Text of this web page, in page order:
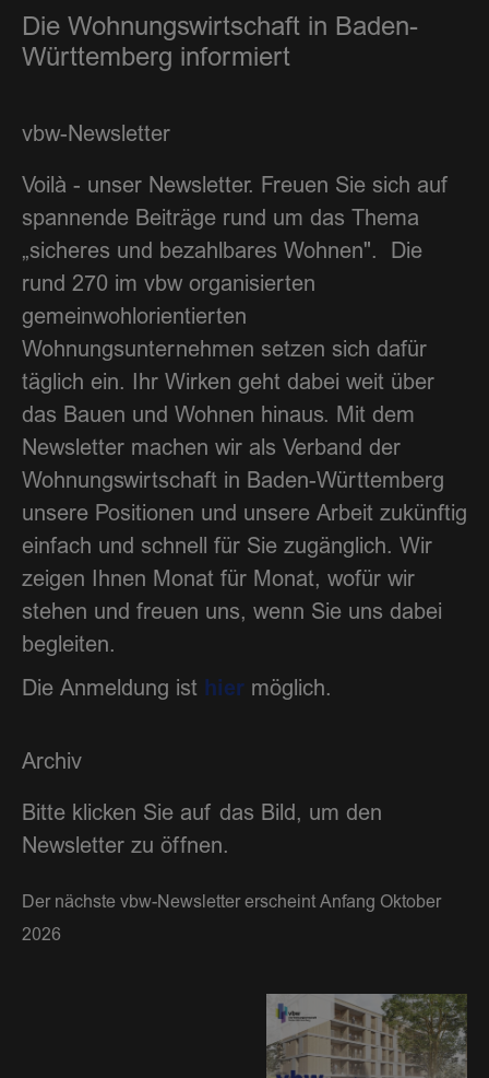
Die Wohnungswirtschaft in Baden-
Württemberg informiert
vbw-Newsletter
Voilà - unser Newsletter. Freuen Sie sich auf
spannende Beiträge rund um das Thema
„sicheres und bezahlbares Wohnen". Die
rund 270 im vbw organisierten
gemeinwohlorientierten
Wohnungsunternehmen setzen sich dafür
täglich ein. Ihr Wirken geht dabei weit über
das Bauen und Wohnen hinaus. Mit dem
Newsletter machen wir als Verband der
Wohnungswirtschaft in Baden-Württemberg
unsere Positionen und unsere Arbeit zukünftig
einfach und schnell für Sie zugänglich. Wir
zeigen Ihnen Monat für Monat, wofür wir
stehen und freuen uns, wenn Sie uns dabei
begleiten.
Die Anmeldung ist hier möglich.
Archiv
Bitte klicken Sie auf das Bild, um den
Newsletter zu öffnen.
Der nächste vbw-Newsletter erscheint Anfang Oktober
2026